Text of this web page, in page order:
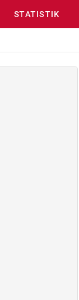
STATISTIK